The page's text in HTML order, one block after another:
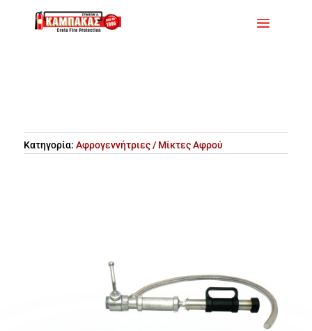
Κατηγορία: Αφρογεννήτριες / Μίκτες Αφρού